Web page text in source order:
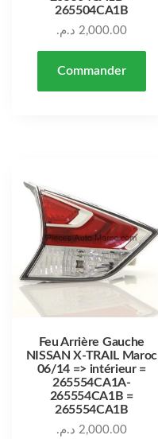
265504CA1B
2,000.00 د.م.
Commander
Feu Arrière Gauche
NISSAN X-TRAIL Maroc
06/14 => intérieur =
265554CA1A-
265554CA1B =
265554CA1B
2,000.00 د.م.